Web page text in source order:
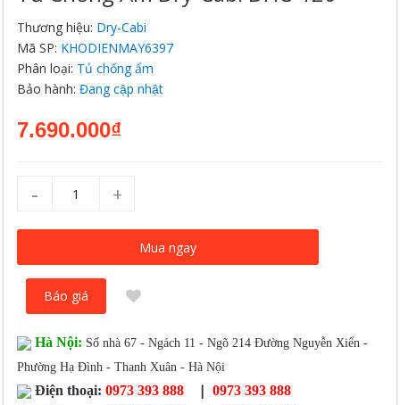
Thương hiệu: Dry-Cabi
Mã SP: KHODIENMAY6397
Phân loại: Tủ chống ẩm
Bảo hành:Đang cập nhật
7.690.000₫
- +
Mua ngay
Báo giá
Hà Nội: Số nhà 67 - Ngách 11 - Ngõ 214 Đường Nguyễn Xiển -
Phường Hạ Đình - Thanh Xuân - Hà Nội
Điện thoại: 0973 393 888 |
0973 393 888